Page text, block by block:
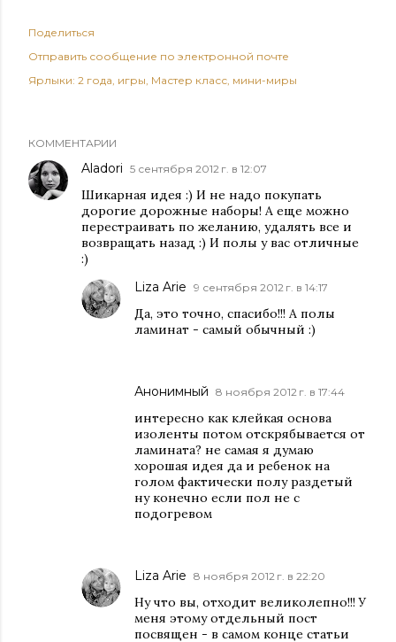
Поделиться
Отправить сообщение по электронной почте
Ярлыки: 2 года игры Мастер класс мини-миры
КОММЕНТАРИИ
Aladori 5 сентября 2012 г. в 12:07
Шикарная идея :) И не надо покупать
дорогие дорожные наборы! А еще можно
перестраивать по желанию, удалять все и
возвращать назад :) И полы у вас отличные
:)
Liza Arie 9 сентября 2012 г. в 14:17
Да, это точно, спасибо!!! А полы
ламинат - самый обычный :)
Анонимный 8 ноября 2012 г. в 17:44
интересно как клейкая основа
изоленты потом отскрябывается от
ламината? не самая я думаю
хорошая идея да и ребенок на
голом фактически полу раздетый
ну конечно если пол не с
подогревом
Liza Arie 8 ноября 2012 г. в 22:20
Ну что вы, отходит великолепно!!! У
меня этому отдельный пост
посвящен - в самом конце статьи